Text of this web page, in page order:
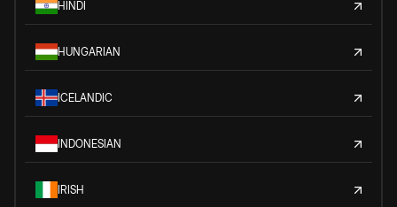
HINDI
HUNGARIAN
ICELANDIC
INDONESIAN
IRISH